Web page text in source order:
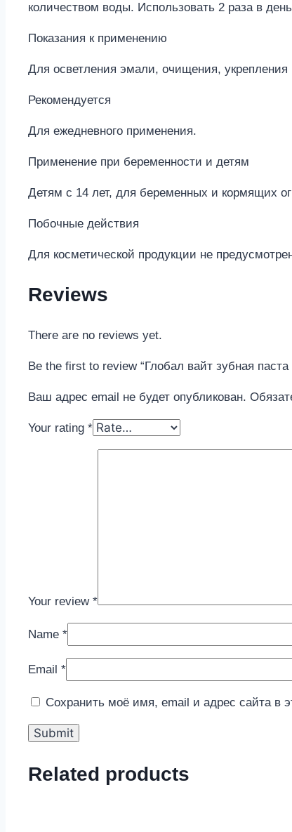
количеством воды. Использовать 2 раза в
Показания к применению
Для осветления эмали, очищения,
Рекомендуется
Для ежедневного применения.
Применение при беременности и детям
Детям с 14 лет, для беременных и кормящих
Побочные действия
Для косметической продукции не
Reviews
There are no reviews yet.
Be the first to review “Глобал вайт зубная
Ваш адрес email не будет опубликован.
Your rating *
Your review *
Name *
Email *
Сохранить моё имя, email и адрес сайта в
Related products